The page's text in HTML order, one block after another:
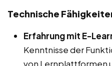
Technische
Erfahrung mit E-
Kenntnisse der
von Lernplattformen